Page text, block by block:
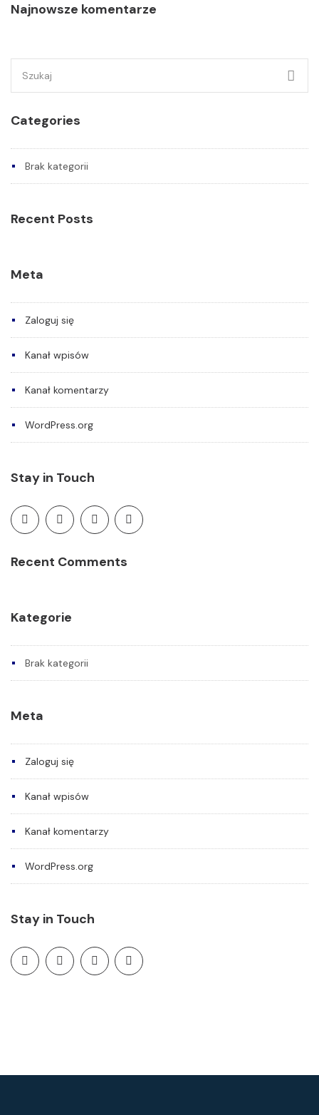
Najnowsze komentarze
Categories
Brak kategorii
Recent Posts
Meta
Zaloguj się
Kanał wpisów
Kanał komentarzy
WordPress.org
Stay in Touch
Recent Comments
Kategorie
Brak kategorii
Meta
Zaloguj się
Kanał wpisów
Kanał komentarzy
WordPress.org
Stay in Touch